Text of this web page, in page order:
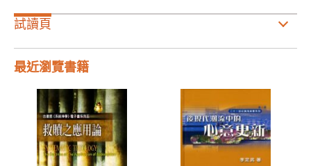
試讀頁
最近瀏覽書籍